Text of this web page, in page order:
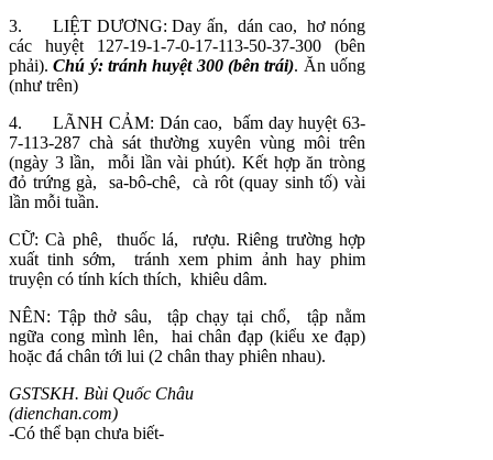
3. LIỆT DƯƠNG: Day ấn, dán cao, hơ nóng
các huyệt 127-19-1-7-0-17-113-50-37-300 (bên
phải).Chú ý: tránh huyệt 300 (bên trái). Ăn uống
(như trên)
4. LÃNH CẢM: Dán cao, bấm day huyệt 63-
7-113-287 chà sát thường xuyên vùng môi trên
(ngày 3 lần, mỗi lần vài phút). Kết hợp ăn tròng
đỏ trứng gà, sa-bô-chê, cà rôt (quay sinh tố) vài
lần mỗi tuần.
CỮ: Cà phê, thuốc lá, rượu. Riêng trường hợp
xuất tinh sớm, tránh xem phim ảnh hay phim
truyện có tính kích thích, khiêu dâm.
NÊN: Tập thở sâu, tập chạy tại chổ, tập nằm
ngữa cong mình lên, hai chân đạp (kiểu xe đạp)
hoặc đá chân tới lui (2 chân thay phiên nhau).
GSTSKH. Bùi Quốc Châu
(dienchan.com)
-Có thể bạn chưa biết-